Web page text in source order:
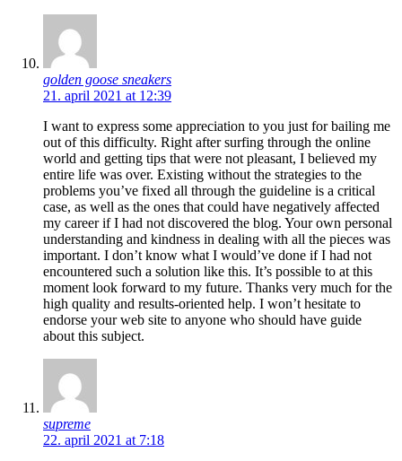
golden goose sneakers
21. april 2021 at 12:39
I want to express some appreciation to you just for bailing me
out of this difficulty. Right after surfing through the online
world and getting tips that were not pleasant, I believed my
entire life was over. Existing without the strategies to the
problems you’ve fixed all through the guideline is a critical
case, as well as the ones that could have negatively affected
my career if I had not discovered the blog. Your own personal
understanding and kindness in dealing with all the pieces was
important. I don’t know what I would’ve done if I had not
encountered such a solution like this. It’s possible to at this
moment look forward to my future. Thanks very much for the
high quality and results-oriented help. I won’t hesitate to
endorse your web site to anyone who should have guide
about this subject.
supreme
22. april 2021 at 7:18